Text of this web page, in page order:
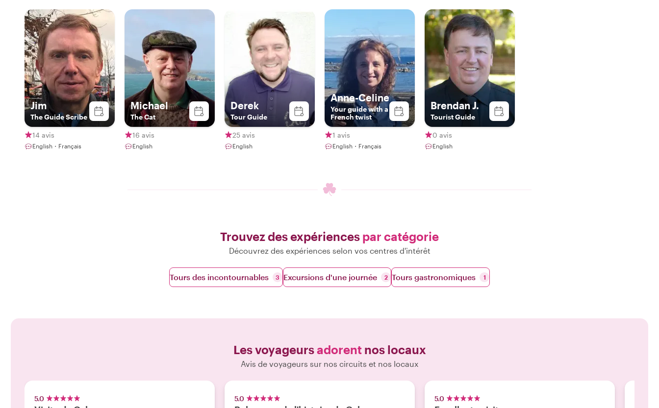
Jim
The Guide Scribe
14 avis
English・Français
Michael
The Cat
16 avis
English
Derek
Tour Guide
25 avis
English
Anne-Celine
Your guide with a
French twist
1 avis
English・Français
Brendan J.
Tourist Guide
0 avis
English
Trouvez des expériences par catégorie
Découvrez des expériences selon vos centres d'intérêt
Tours des incontournables 3 Excursions d'une journée 2 Tours gastronomiques 1
Les voyageursadorentnos locaux
Avis de voyageurs sur nos circuits et nos locaux
5.0 5.0 5.0